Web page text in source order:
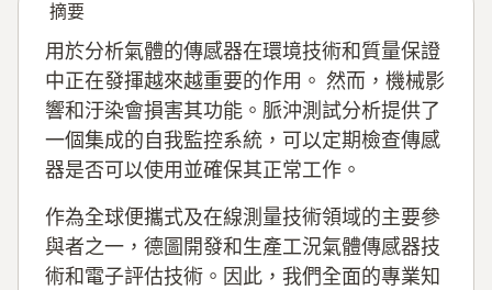
摘要
用於分析氣體的傳感器在環境技術和質量保證
中正在發揮越來越重要的作用。 然而，機械影
響和汙染會損害其功能。脈沖測試分析提供了
一個集成的自我監控系統，可以定期檢查傳感
器是否可以使用並確保其正常工作。
作為全球便攜式及在線測量技術領域的主要參
與者之一，德圖開發和生產工況氣體傳感器技
術和電子評估技術。因此，我們全面的專業知